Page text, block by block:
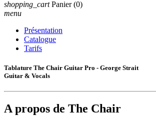
shopping_cart Panier (0)
menu
Présentation
Catalogue
Tarifs
Tablature The Chair Guitar Pro - George Strait
Guitar & Vocals
A propos de The Chair